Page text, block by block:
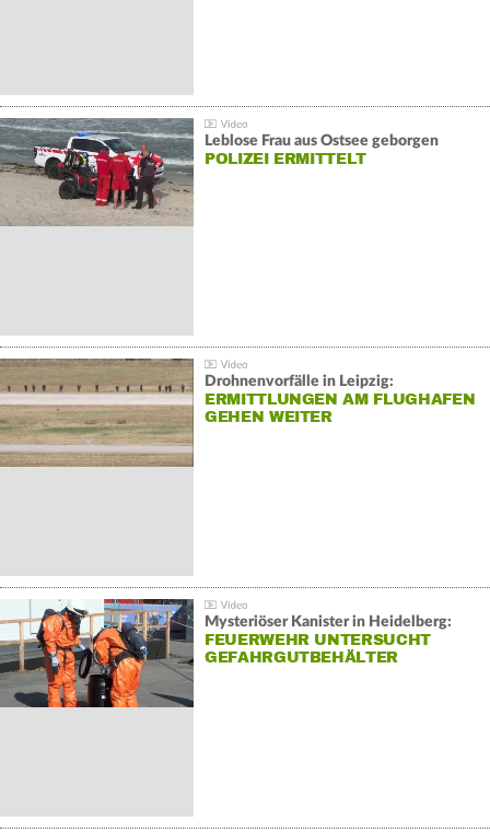
Leblose Frau aus Ostsee geborgen
POLIZEI ERMITTELT
Drohnenvorfälle in Leipzig:
ERMITTLUNGEN AM FLUGHAFEN
GEHEN WEITER
Mysteriöser Kanister in Heidelberg:
FEUERWEHR UNTERSUCHT
GEFAHRGUTBEHÄLTER